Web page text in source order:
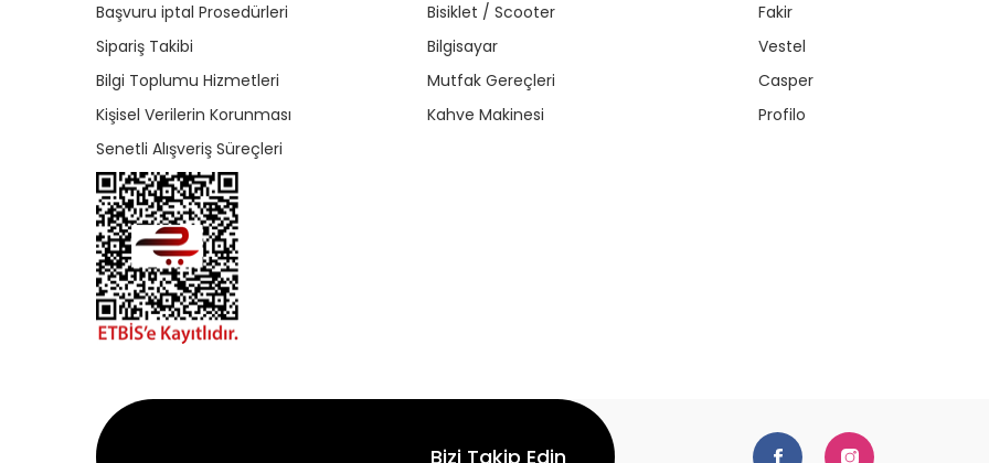
Başvuru iptal Prosedürleri
Sipariş Takibi
Bilgi Toplumu Hizmetleri
Kişisel Verilerin Korunması
Senetli Alışveriş Süreçleri
Bisiklet / Scooter
Bilgisayar
Mutfak Gereçleri
Kahve Makinesi
Fakir
Vestel
Casper
Profilo
Bizi Takip Edin